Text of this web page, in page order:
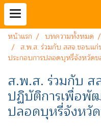
หน้าแรก บทความทั้งหมด
ส.พ.ส. ร่วมกับ สสจ.ขอนแ
ประกอบการปลอดบุหรี่จังหวัด
ส.พ.ส. ร่วมกับ ส
ปฏิบัติการเพื่อพั
ปลอดบุหรี่จังหวั